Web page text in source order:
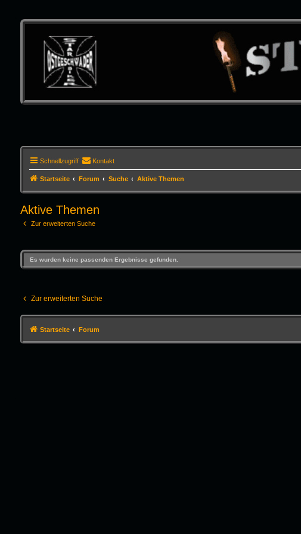
Schnellzugriff Kontakt
Startseite Forum Suche Aktive Themen
Aktive Themen
Zur erweiterten Suche
Es wurden keine passenden Ergebnisse gefunden.
Zur erweiterten Suche
Startseite Forum